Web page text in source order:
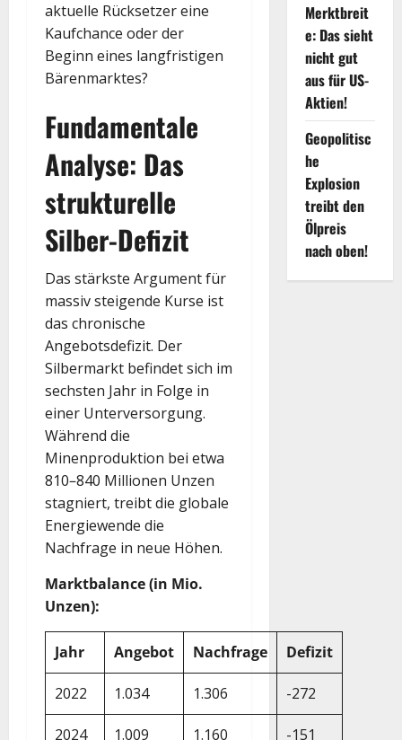
aktuelle Rücksetzer eine
Kaufchance oder der
Beginn eines langfristigen
Bärenmarktes?
Fundamentale
Analyse: Das
strukturelle
Silber-Defizit
Das stärkste Argument für
massiv steigende Kurse ist
das chronische
Angebotsdefizit. Der
Silbermarkt befindet sich im
sechsten Jahr in Folge in
einer Unterversorgung.
Während die
Minenproduktion bei etwa
810–840 Millionen Unzen
stagniert, treibt die globale
Energiewende die
Nachfrage in neue Höhen.
Marktbalance (in Mio.
Unzen):
Jahr Angebot Nachfrage Defizit
2022 1.034 1.306 -272
2024 1.009 1.160 -151
Merktbreit
e: Das sieht
nicht gut
aus für US-
Aktien!
Geopolitisc
he
Explosion
treibt den
Ölpreis
nach oben!